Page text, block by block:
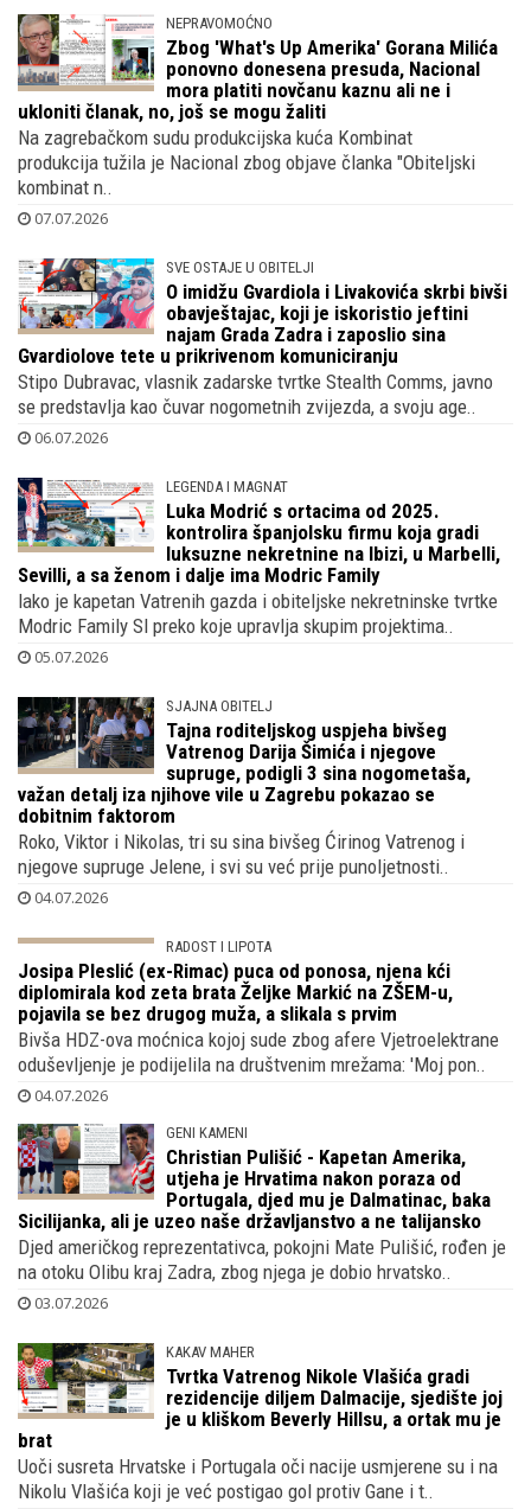
NEPRAVOMOĆNO
Zbog 'What's Up Amerika' Gorana Milića
ponovno donesena presuda, Nacional
mora platiti novčanu kaznu ali ne i
ukloniti članak, no, još se mogu žaliti
Na zagrebačkom sudu produkcijska kuća Kombinat
produkcija tužila je Nacional zbog objave članka "Obiteljski
kombinat n..
07.07.2026
SVE OSTAJE U OBITELJI
O imidžu Gvardiola i Livakovića skrbi bivši
obavještajac, koji je iskoristio jeftini
najam Grada Zadra i zaposlio sina
Gvardiolove tete u prikrivenom komuniciranju
Stipo Dubravac, vlasnik zadarske tvrtke Stealth Comms, javno
se predstavlja kao čuvar nogometnih zvijezda, a svoju age..
06.07.2026
LEGENDA I MAGNAT
Luka Modrić s ortacima od 2025.
kontrolira španjolsku firmu koja gradi
luksuzne nekretnine na Ibizi, u Marbelli,
Sevilli, a sa ženom i dalje ima Modric Family
Iako je kapetan Vatrenih gazda i obiteljske nekretninske tvrtke
Modric Family Sl preko koje upravlja skupim projektima..
05.07.2026
SJAJNA OBITELJ
Tajna roditeljskog uspjeha bivšeg
Vatrenog Darija Šimića i njegove
supruge, podigli 3 sina nogometaša,
važan detalj iza njihove vile u Zagrebu pokazao se
dobitnim faktorom
Roko, Viktor i Nikolas, tri su sina bivšeg Ćirinog Vatrenog i
njegove supruge Jelene, i svi su već prije punoljetnosti..
04.07.2026
RADOST I LIPOTA
Josipa Pleslić (ex-Rimac) puca od
ponosa, njena kći diplomirala kod zeta
brata Željke Markić na ZŠEM-u, pojavila
se bez drugog muža, a slikala s prvim
Bivša HDZ-ova moćnica kojoj sude zbog afere Vjetroelektrane
oduševljenje je podijelila na društvenim mrežama: 'Moj pon..
GENI KAMENI
Christian Pulišić - Kapetan Amerika,
utjeha je Hrvatima nakon poraza od
Portugala, djed mu je Dalmatinac, baka
Sicilijanka, ali je uzeo naše državljanstvo a ne talijansko
Djed američkog reprezentativca, pokojni Mate Pulišić, rođen je
na otoku Olibu kraj Zadra, zbog njega je dobio hrvatsko..
KAKAV MAHER
Tvrtka Vatrenog Nikole Vlašića gradi
rezidencije diljem Dalmacije, sjedište joj
je u kliškom Beverly Hillsu, a ortak mu je
brat
Uoči susreta Hrvatske i Portugala oči nacije usmjerene su i na